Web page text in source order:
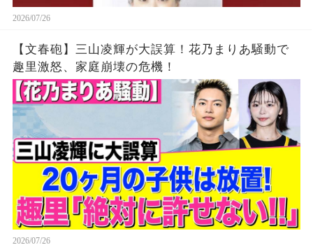
2026/07/26
【文春砲】三山凌輝が大誤算！花乃まりあ騒動で
趣里激怒、家庭崩壊の危機！
2026/07/26